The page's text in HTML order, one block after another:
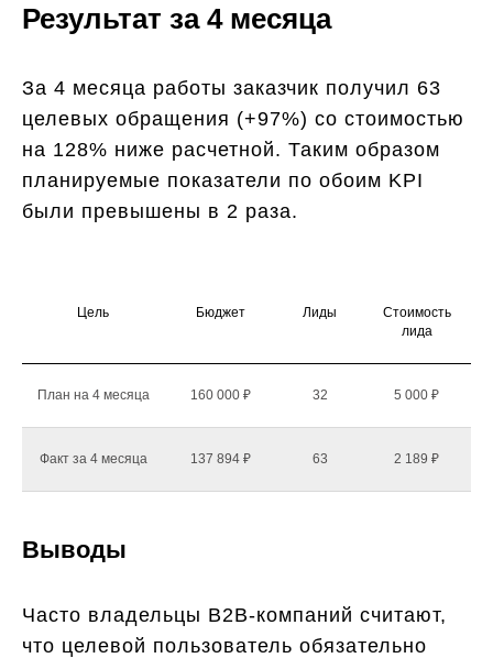
Результат за 4 месяца
За 4 месяца работы заказчик получил 63
целевых обращения (+97%) со стоимостью
на 128% ниже расчетной. Таким образом
планируемые показатели по обоим KPI
были превышены в 2 раза.
Цель Бюджет Лиды
Стоимость
лида
План на 4 месяца 160 000 ₽ 32 5 000 ₽
Факт за 4 месяца 137 894 ₽ 63 2 189 ₽
Выводы
Часто владельцы B2B-компаний считают,
что целевой пользователь обязательно